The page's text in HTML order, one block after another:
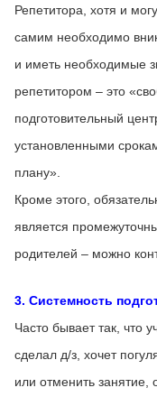
Репетитора, хотя и
самим необходимо
и иметь необходимые
репетитором – это
подготовительный
установленными
плану».
Кроме этого,
является
родителей – можно
3. Системность
Часто бывает так, что
сделал д/з, хочет
или отменить занятие,